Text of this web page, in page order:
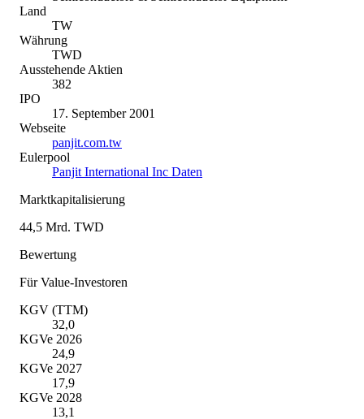
Land
TW
Währung
TWD
Ausstehende Aktien
382
IPO
17. September 2001
Webseite
panjit.com.tw
Eulerpool
Panjit International Inc Daten
Marktkapitalisierung
44,5 Mrd. TWD
Bewertung
Für Value-Investoren
KGV (TTM)
32,0
KGVe 2026
24,9
KGVe 2027
17,9
KGVe 2028
13,1